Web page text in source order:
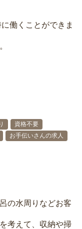
働くことができま
資格不要
お手伝いさんの求人
の水周りなどお客
考えて、収納や掃